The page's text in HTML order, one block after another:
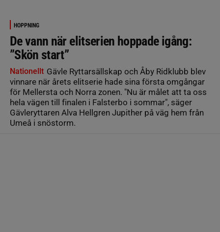
HOPPNING
De vann när elitserien hoppade igång:
”Skön start”
Nationellt Gävle Ryttarsällskap och Åby Ridklubb blev
vinnare när årets elitserie hade sina första omgångar
för Mellersta och Norra zonen. "Nu är målet att ta oss
hela vägen till finalen i Falsterbo i sommar", säger
Gävleryttaren Alva Hellgren Jupither på väg hem från
Umeå i snöstorm.